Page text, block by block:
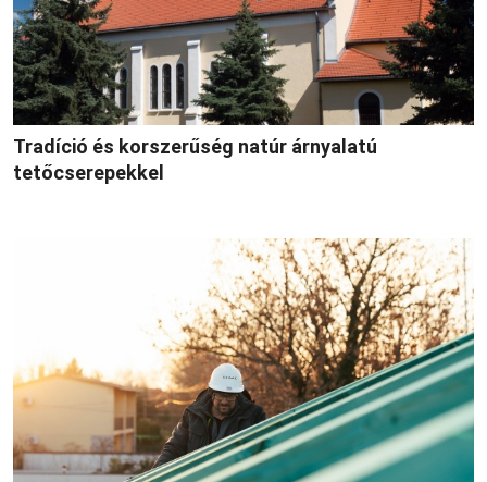
Tradíció és korszerűség natúr árnyalatú
tetőcserepekkel